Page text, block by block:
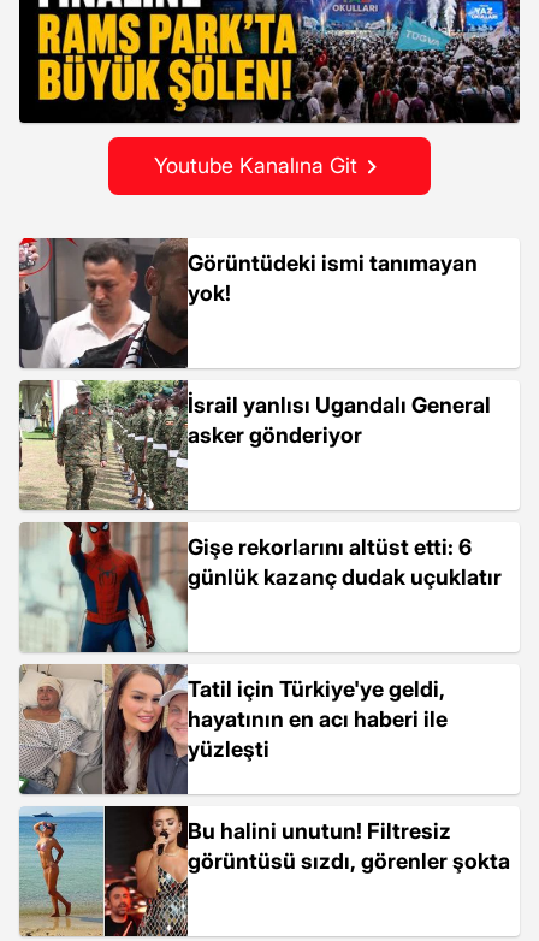
Youtube Kanalına Git
Görüntüdeki ismi tanımayan
yok!
İsrail yanlısı Ugandalı General
asker gönderiyor
Gişe rekorlarını altüst etti: 6
günlük kazanç dudak uçuklatır
Tatil için Türkiye'ye geldi,
hayatının en acı haberi ile
yüzleşti
Bu halini unutun! Filtresiz
görüntüsü sızdı, görenler şokta